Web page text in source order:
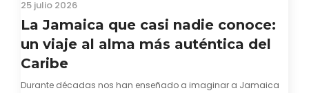
25 julio 2026
La Jamaica que casi nadie conoce:
un viaje al alma más auténtica del
Caribe
Durante décadas nos han enseñado a imaginar a Jamaica